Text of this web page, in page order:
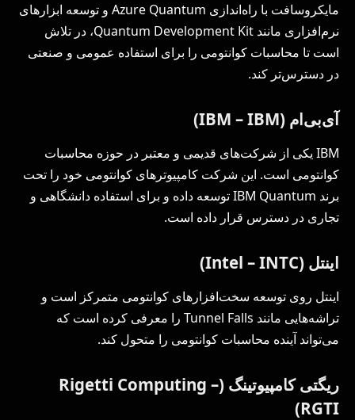
مایکروسافت با راه‌اندازی Azure Quantum و توسعه ابزارهای
نرم‌افزاری مانند Quantum Development Kit، در تلاش
است تا محاسبات کوانتومی را برای استفاده عمومی و صنعتی
در دسترس‌تر کند.
آی‌بی‌ام (IBM – IBM)
IBM یکی از شرکت‌های قدیمی و معتبر در حوزه محاسبات
کوانتومی است. این شرکت کامپیوترهای کوانتومی خود را تحت
برند IBM Quantum توسعه داده و برای استفاده دانشگاهی و
تجاری در دسترس قرار داده است.
اینتل (Intel – INTC)
اینتل روی توسعه سخت‌افزارهای کوانتومی متمرکز است و
تراشه‌هایی مانند Tunnel Falls را معرفی کرده است که
می‌تواند آینده محاسبات کوانتومی را متحول کند.
ریگتی کامپیوتینگ (Rigetti Computing –
RGTI)